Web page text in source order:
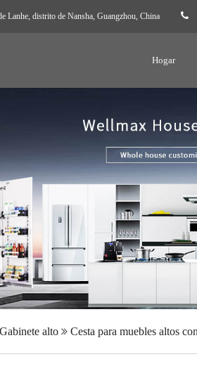
Lanhe, distrito de Nansha, Guangzhou, China
Hogar
Gabinete alto Cesta para muebles altos